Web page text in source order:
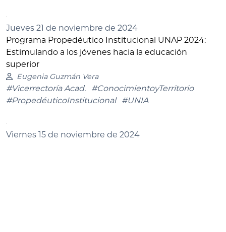
Jueves 21 de noviembre de 2024
Programa Propedéutico Institucional UNAP 2024:
Estimulando a los jóvenes hacia la educación
superior
Eugenia Guzmán Vera
#Vicerrectoría Acad.
#ConocimientoyTerritorio
#PropedéuticoInstitucional
#UNIA
Viernes 15 de noviembre de 2024